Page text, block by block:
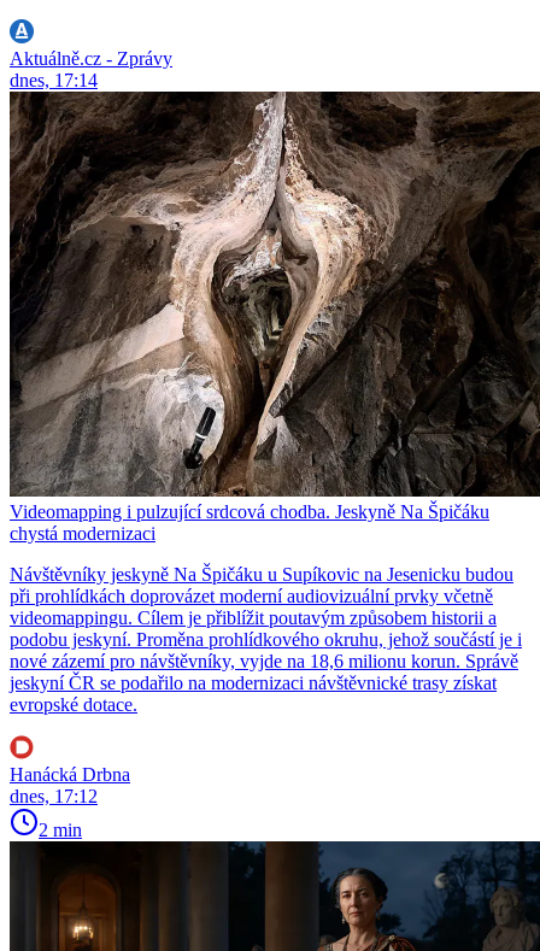
Aktuálně.cz - Zprávy
dnes, 17:14
Videomapping i pulzující srdcová chodba. Jeskyně Na Špičáku
chystá modernizaci
Návštěvníky jeskyně Na Špičáku u Supíkovic na Jesenicku budou
při prohlídkách doprovázet moderní audiovizuální prvky včetně
videomappingu. Cílem je přiblížit poutavým způsobem historii a
podobu jeskyní. Proměna prohlídkového okruhu, jehož součástí je i
nové zázemí pro návštěvníky, vyjde na 18,6 milionu korun. Správě
jeskyní ČR se podařilo na modernizaci návštěvnické trasy získat
evropské dotace.
Hanácká Drbna
dnes, 17:12
2 min